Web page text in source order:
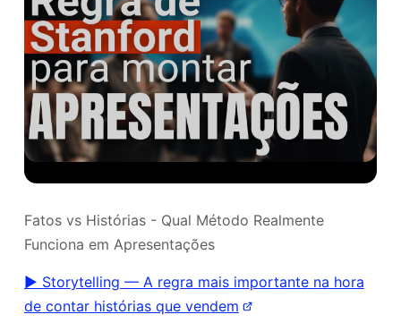
Fatos vs Histórias - Qual Método Realmente
Funciona em Apresentações
▶ Storytelling — A regra mais importante na hora
de contar histórias que vendem